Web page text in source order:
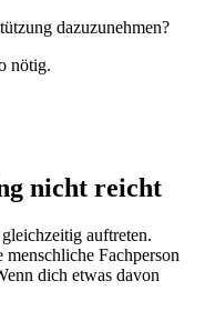
dazuzunehmen?
nötig.
nicht reicht
auftreten.
Fachperson
dich etwas davon